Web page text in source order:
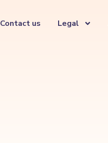
Contact us Legal